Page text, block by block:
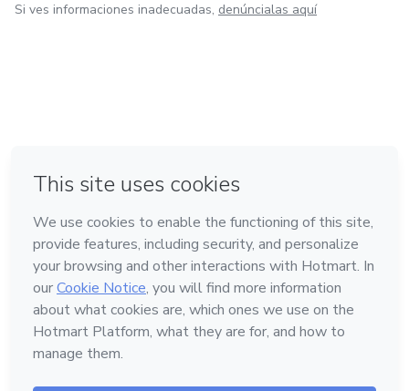
Si ves informaciones inadecuadas, denúncialas aquí
Hecho con❤ en Belo Horizonte
Conoce Hotmart
Idioma
Español